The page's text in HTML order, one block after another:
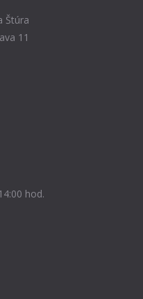
Štúra
11
hod.